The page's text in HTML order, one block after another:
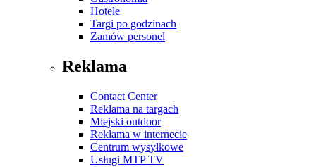
Hotele
Targi po godzinach
Zamów personel
Reklama
Contact Center
Reklama na targach
Miejski outdoor
Reklama w internecie
Centrum wysyłkowe
Usługi MTP TV